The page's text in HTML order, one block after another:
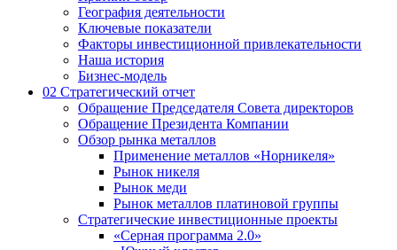
География деятельности
Ключевые показатели
Факторы инвестиционной привлекательности
Наша история
Бизнес-модель
02 Стратегический отчет
Обращение Председателя Совета директоров
Обращение Президента Компании
Обзор рынка металлов
Применение металлов «Норникеля»
Рынок никеля
Рынок меди
Рынок металлов платиновой группы
Стратегические инвестиционные проекты
«Серная программа 2.0»